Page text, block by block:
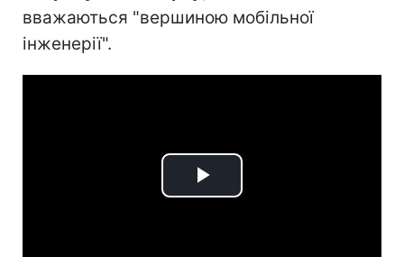
вважаються "вершиною мобільної
інженерії".
Play